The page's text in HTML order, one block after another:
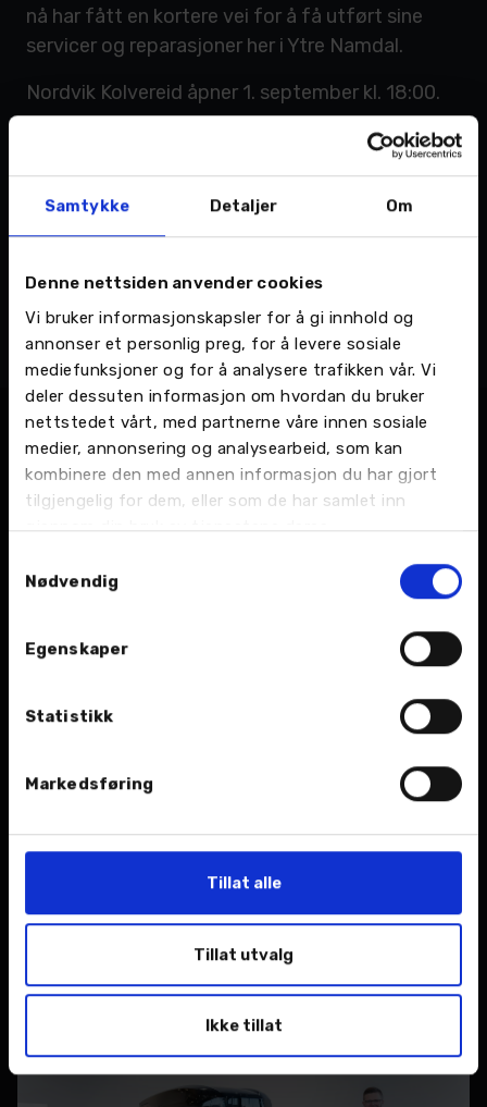
Samtykke Detaljer Om
Denne nettsiden anvender cookies
Vi bruker informasjonskapsler for å gi innhold og
annonser et personlig preg, for å levere sosiale
mediefunksjoner og for å analysere trafikken vår. Vi
deler dessuten informasjon om hvordan du bruker
nettstedet vårt, med partnerne våre innen sosiale
medier, annonsering og analysearbeid, som kan
kombinere den med annen informasjon du har gjort
tilgjengelig for dem, eller som de har samlet inn
gjennom din bruk av tjenestene deres.
Nødvendig
Egenskaper
Statistikk
Markedsføring
Tillat alle
Tillat utvalg
Ikke tillat
nå har fått en kortere vei for å få utført sine
servicer og reparasjoner her i Ytre Namdal.
Nordvik Kolvereid åpner 1. september kl. 18:00.
Relaterte nyheter
15. november 2024
Barnekreftforeningen
aksjonen NRK Nordland lagt bak seg en imponerende
reise gjennom Nordland, hvor de har samlet inn penger
til Barnekreftforeningen.
LES MER >